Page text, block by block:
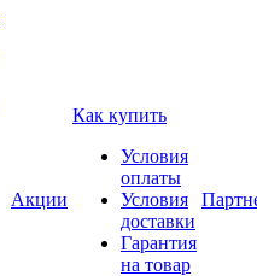
Акции
Как купить
Условия
оплаты
Условия
доставки
Гарантия
на товар